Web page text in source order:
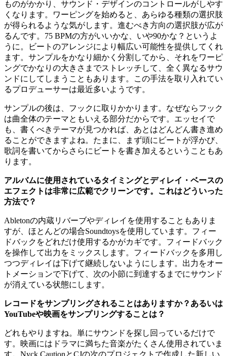
ものがかかり、サウンド・デザインのコントロールがしやす
くなります。ワーピングを始めると、あらゆる種類の選択肢
が得られるような気がします。進むべき方向の選択肢が広が
るんです。75 BPMの方がいいかな、いや90かな？というよ
うに。ビートのアレンジにより幅広い可能性を提供してくれ
ます。サンプルをかなり細かく分割してから、それをワーピ
ングでかなりの大きさまでストレッチして、全く異なるサウ
ンドにしてしまうこともあります。この手法を取り入れてい
るプロデューサーは最近多いようです。
サンプルの後は、フックに取りかかります。なぜならフック
は曲全体のテーマともいえる部分だからです。エッセイで
も、書くべきテーマが見つかれば、あとはどんどん書き進め
ることができますよね。たまに、まず頭にビートが浮かび、
歌詞を書いてからさらにビートを書き加えるということもあ
ります。
アルバムに使用されているタイミングとディレイ・ベースの
エフェクトは非常に広範でクリーンです。これはどういった
方法で？
Abletonの内蔵リバーブやディレイを使用することもありま
すが、ほとんどの場合Soundtoysを使用しています。フィー
ドバックをどれだけ使用するかがカギです。フィードバック
を操作して出力をミックスします。フィードバックを多用し
つつディレイは下げて継続しないようにします。出力をオー
トメーションで下げて、次の小節に到達するまでにサウンド
が消えている状態にします。
レコードをサンプリングされることはありますか？あるいは
YouTubeや映画をサンプリングすることは？
どれもやりますね。単にサウンドを探し回っているだけで
す。映画にはドラマに満ちた音楽がたくさん使用されていま